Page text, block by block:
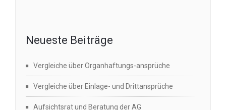
Neueste Beiträge
Vergleiche über Organhaftungs-ansprüche
Vergleiche über Einlage- und Drittansprüche
Aufsichtsrat und Beratung der AG